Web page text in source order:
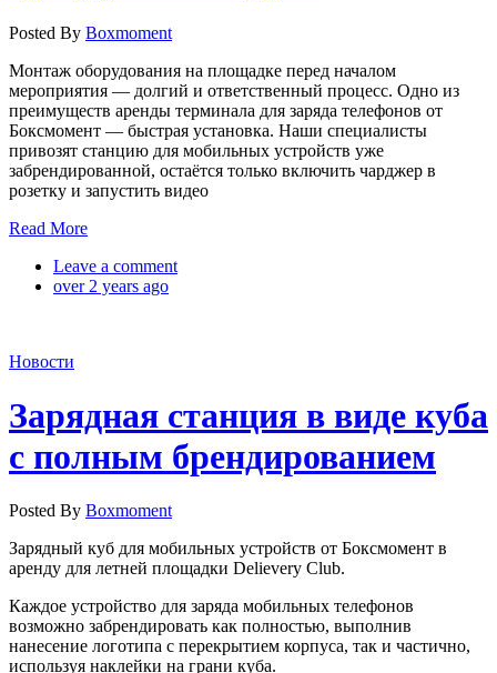
Posted By Boxmoment
Монтаж оборудования на площадке перед началом
мероприятия — долгий и ответственный процесс. Одно из
преимуществ аренды терминала для заряда телефонов от
Боксмомент — быстрая установка. Наши специалисты
привозят станцию для мобильных устройств уже
забрендированной, остаётся только включить чарджер в
розетку и запустить видео
Read More
Leave a comment
over 2 years ago
Новости
Зарядная станция в виде куба
с полным брендированием
Posted By Boxmoment
Зарядный куб для мобильных устройств от Боксмомент в
аренду для летней площадки Delievery Club.
Каждое устройство для заряда мобильных телефонов
возможно забрендировать как полностью, выполнив
нанесение логотипа с перекрытием корпуса, так и частично,
используя наклейки на грани куба.